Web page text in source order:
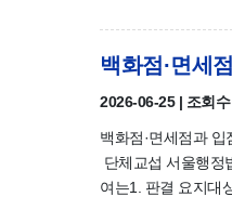
백화점·면세
2026-06-25 | 조회
백화점·면세점과 입
단체교섭 서울행정
여는1. 판결 요지대